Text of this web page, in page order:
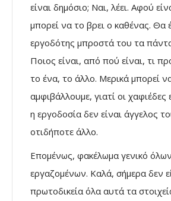
είναι δημόσιο; Ναι, λέει. Αφού
μπορεί να το βρει ο καθένας. Θα
εργοδότης μπροστά του τα
Ποιος είναι, από πού είναι, τι
το ένα, το άλλο. Μερικά μπορεί
αμφιβάλλουμε, γιατί οι χαφιέδες
η εργοδοσία δεν είναι άγγελος
οτιδήποτε άλλο.
Επομένως, φακέλωμα γενικό
εργαζομένων. Καλά, σήμερα δεν
πρωτοδικεία όλα αυτά τα